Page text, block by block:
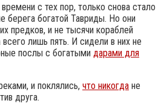
с тех пор, только снова стало
берега богатой Тавриды. Но они
предков, и не тысячи кораблей
лишь пять. И сидели в них не
послы с богатыми дарами для
и поклялись, что никогда не
друга.